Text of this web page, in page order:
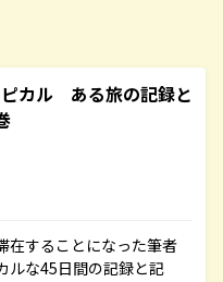
カル ある旅の記録と
在することになった筆者
ルな45日間の記録と記